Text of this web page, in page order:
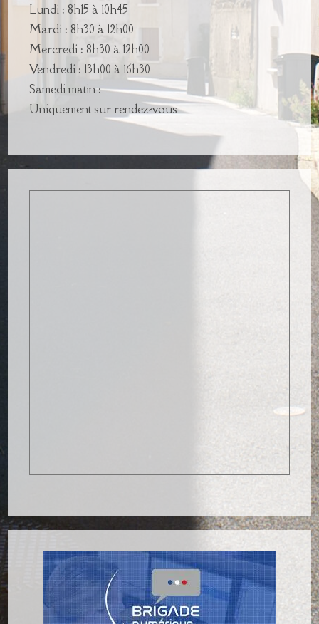
Lundi : 8h15 à 10h45
Mardi : 8h30 à 12h00
Mercredi : 8h30 à 12h00
Vendredi : 13h00 à 16h30
Samedi matin :
Uniquement sur rendez-vous